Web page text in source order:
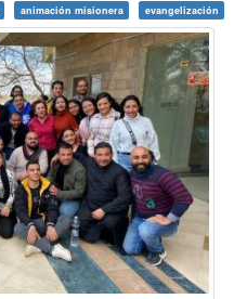
animación misionera evangelización